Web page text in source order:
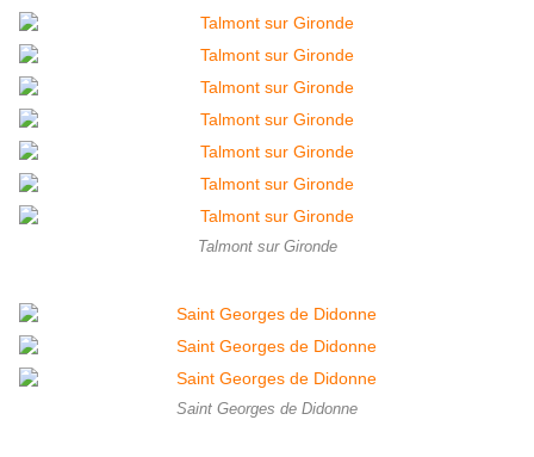
Talmont sur Gironde
Saint Georges de Didonne